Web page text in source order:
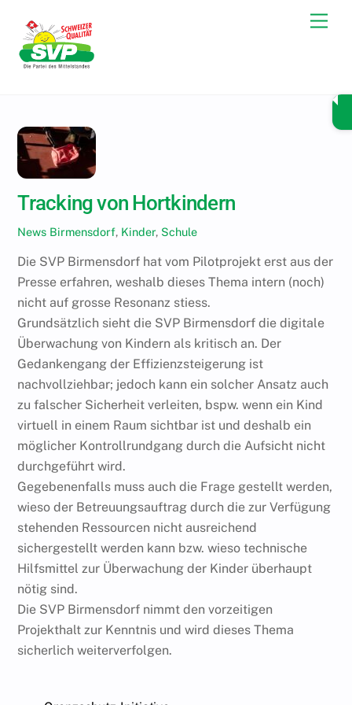
content
Tracking von Hortkindern
News Birmensdorf, Kinder, Schule
Die SVP Birmensdorf hat vom Pilotprojekt erst aus der
Presse erfahren, weshalb dieses Thema intern (noch)
nicht auf grosse Resonanz stiess.
Grundsätzlich sieht die SVP Birmensdorf die digitale
Überwachung von Kindern als kritisch an. Der
Gedankengang der Effizienzsteigerung ist
nachvollziehbar; jedoch kann ein solcher Ansatz auch
zu falscher Sicherheit verleiten, bspw. wenn ein Kind
virtuell in einem Raum sichtbar ist und deshalb ein
möglicher Kontrollrundgang durch die Aufsicht nicht
durchgeführt wird.
Gegebenenfalls muss auch die Frage gestellt werden,
wieso der Betreuungsauftrag durch die zur Verfügung
stehenden Ressourcen nicht ausreichend
sichergestellt werden kann bzw. wieso technische
Hilfsmittel zur Überwachung der Kinder überhaupt
nötig sind.
Die SVP Birmensdorf nimmt den vorzeitigen
Projekthalt zur Kenntnis und wird dieses Thema
sicherlich weiterverfolgen.